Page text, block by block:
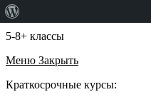
5-8+ классы
Меню Закрыть
Краткосрочные курсы:
WordPress